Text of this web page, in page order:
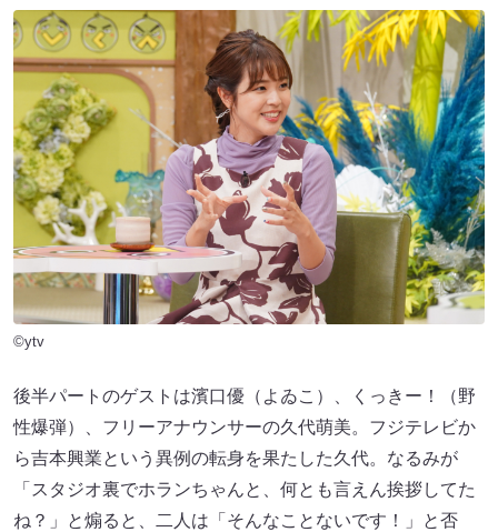
©ytv
後半パートのゲストは濱口優（よゐこ）、くっきー！（野
性爆弾）、フリーアナウンサーの久代萌美。フジテレビか
ら吉本興業という異例の転身を果たした久代。なるみが
「スタジオ裏でホランちゃんと、何とも言えん挨拶してた
ね？」と煽ると、二人は「そんなことないです！」と否